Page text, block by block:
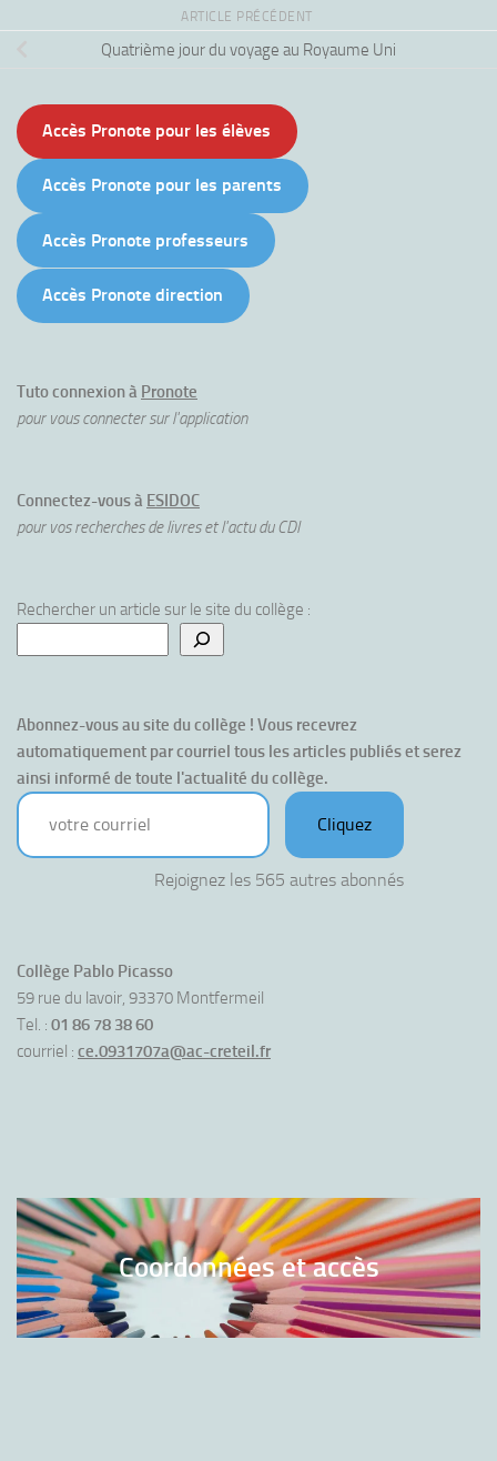
ARTICLE PRÉCÉDENT
Quatrième jour du voyage au Royaume Uni
Accès Pronote pour les élèves
Accès Pronote pour les parents
Accès Pronote professeurs
Accès Pronote direction
Tuto connexion à Pronote
pour vous connecter sur l'application
Connectez-vous à ESIDOC
pour vos recherches de livres et l'actu du CDI
Rechercher un article sur le site du collège :
Abonnez-vous au site du collège ! Vous recevrez
automatiquement par courriel tous les articles publiés et serez
ainsi informé de toute l'actualité du collège.
votre courriel
Cliquez
Rejoignez les 565 autres abonnés
Collège Pablo Picasso
59 rue du lavoir, 93370 Montfermeil
Tel. : 01 86 78 38 60
courriel : ce.0931707a@ac-creteil.fr
Coordonnées et accès